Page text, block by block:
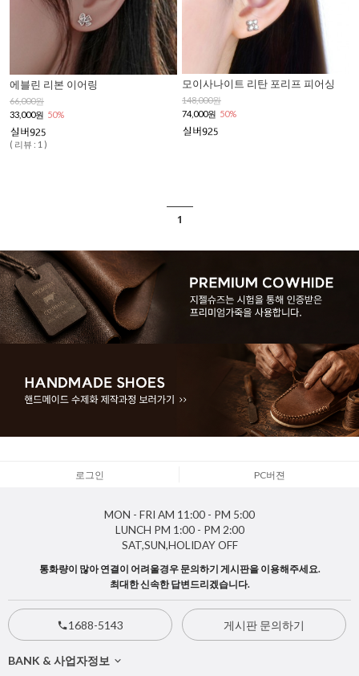
에블린 리본 이어링
66,000원
33,000원 50%
( 리뷰 : 1 )
모이사나이트 리탄 포리프 피어싱
148,000원
74,000원 50%
1
로그인 PC버젼
MON - FRI AM 11:00 - PM 5:00
LUNCH PM 1:00 - PM 2:00
SAT,SUN,HOLIDAYOFF
통화량이 많아 연결이 어려울경우 문의하기 게시판을 이용해주세요.
최대한 신속한 답변드리겠습니다.
1688-5143 게시판 문의하기
BANK & 사업자정보